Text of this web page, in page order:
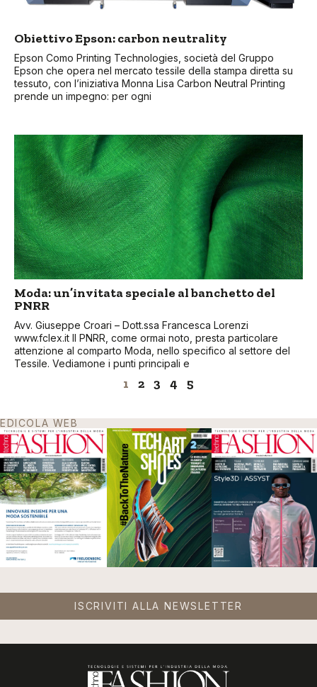
Obiettivo Epson: carbon neutrality
Epson Como Printing Technologies, società del Gruppo
Epson che opera nel mercato tessile della stampa diretta su
tessuto, con l’iniziativa Monna Lisa Carbon Neutral Printing
prende un impegno: per ogni
Moda: un’invitata speciale al banchetto del
PNRR
Avv. Giuseppe Croari – Dott.ssa Francesca Lorenzi
www.fclex.it Il PNRR, come ormai noto, presta particolare
attenzione al comparto Moda, nello specifico al settore del
Tessile. Vediamone i punti principali e
1 2 3 4 5
EDICOLA WEB
ISCRIVITI ALLA NEWSLETTER